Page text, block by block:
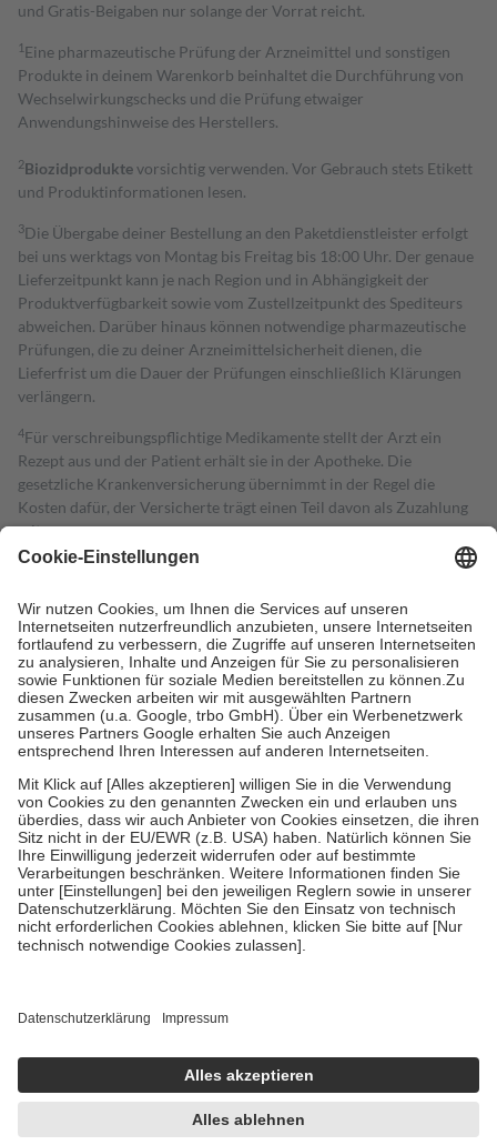
und Gratis-Beigaben nur solange der Vorrat reicht.
1 Eine pharmazeutische Prüfung der Arzneimittel und sonstigen
Produkte in deinem Warenkorb beinhaltet die Durchführung von
Wechselwirkungschecks und die Prüfung etwaiger
Anwendungshinweise des Herstellers.
2Biozidproduktevorsichtig verwenden. Vor Gebrauch stets Etikett
und Produktinformationen lesen.
3Die Übergabe deiner Bestellung an den Paketdienstleister erfolgt
bei uns werktags von Montag bis Freitag bis 18:00 Uhr. Der genaue
Lieferzeitpunkt kann je nach Region und in Abhängigkeit der
Produktverfügbarkeit sowie vom Zustellzeitpunkt des Spediteurs
abweichen. Darüber hinaus können notwendige pharmazeutische
Prüfungen, die zu deiner Arzneimittelsicherheit dienen, die
Lieferfrist um die Dauer der Prüfungen einschließlich Klärungen
verlängern.
4Für verschreibungspflichtige Medikamente stellt der Arzt ein
Rezept aus und der Patient erhält sie in der Apotheke. Die
gesetzliche Krankenversicherung übernimmt in der Regel die
Kosten dafür, der Versicherte trägt einen Teil davon als Zuzahlung
mit.
Grundsätzlich leisten Mitglieder Zuzahlungen in Höhe von zehn
höchstens zehn Euro.
Es sind jedoch nie mehr als die tatsächlichen
Kosten der Leistung zu entrichten.
Diese Regeln gelten grundsätzlich auch für Online-Apotheken.
Bei Heilmitteln und häuslicher Krankenpflege beträgt die
Zuzahlung zehn Prozent der Kosten sowie zehn Euro je
Verordnung.
Um das Engagement der Versicherten für ihre eigene Gesundheit zu
stärken und die besondere Stellung der Familie zu unterstützen,
fallenkeine Zuzahlungenan bei:
• Kindern und Jugendlichen bis zum vollendeten 18. Lebensjahr
mit Ausnahme der Fahrkosten
• Untersuchungen zur Vorsorge und Früherkennung, die von der
GKV getragen werden
• empfohlenen Schutzimpfungen
• Harn- und Blutteststreifen
getroffen, um sicherzustellen, dass es sich um echte Bewertungen
https://help.etrusted.com/hc/de/articles/4419944605341
Einige Bilder und Inhalte wurden unter Zuhilfenahme künstlicher